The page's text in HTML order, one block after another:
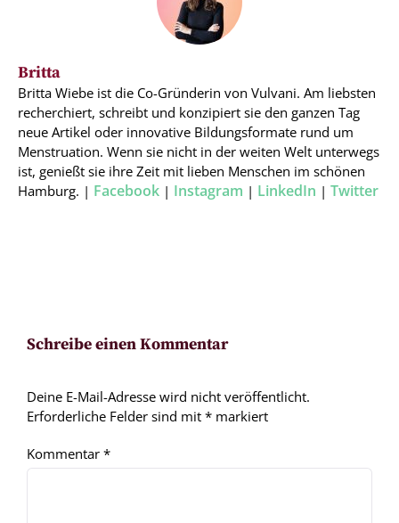
Britta
Britta Wiebe ist die Co-Gründerin von Vulvani. Am liebsten
recherchiert, schreibt und konzipiert sie den ganzen Tag
neue Artikel oder innovative Bildungsformate rund um
Menstruation. Wenn sie nicht in der weiten Welt unterwegs
ist, genießt sie ihre Zeit mit lieben Menschen im schönen
Hamburg. | Facebook | Instagram | LinkedIn | Twitter
Schreibe einen Kommentar
Deine E-Mail-Adresse wird nicht veröffentlicht.
Erforderliche Felder sind mit * markiert
Kommentar *